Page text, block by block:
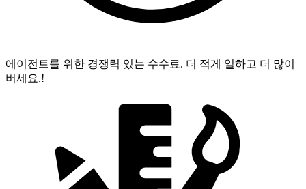
에이전트를 위한 경쟁력 있는 수수료. 더 적게 일하고 더 많이
버세요.!